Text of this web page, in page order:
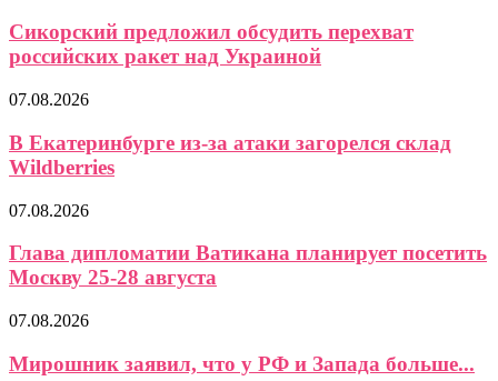
Сикорский предложил обсудить перехват
российских ракет над Украиной
07.08.2026
В Екатеринбурге из-за атаки загорелся склад
Wildberries
07.08.2026
Глава дипломатии Ватикана планирует посетить
Москву 25-28 августа
07.08.2026
Мирошник заявил, что у РФ и Запада больше...